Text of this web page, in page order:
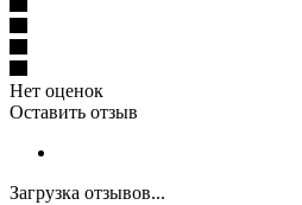
Нет оценок
Оставить отзыв
Загрузка отзывов...